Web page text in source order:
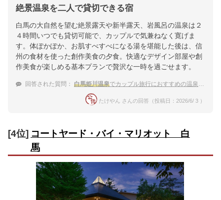
絶景温泉を二人で貸切できる宿
白馬の大自然を望む絶景露天や新半露天、岩風呂の温泉は２
４時間いつでも貸切可能で、カップルで気兼ねなく寛げま
す。体ぽかぽか、お肌すべすべになる湯を堪能した後は、信
州の食材を使った創作美食の夕食。快適なデザイン部屋や創
作美食が楽しめる基本プランで贅沢な一時を過ごせます。
回答された質問： 白馬姫川温泉でカップル旅行におすすめの温泉宿をおしえて！
たけやん さんの回答（投稿日：2026/6/ 3 ）
[4位] コートヤード・バイ・マリオット 白
馬